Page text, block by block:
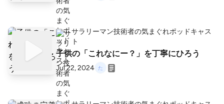
サラリーマン技術者の気まぐれポッドキャス
ト
子供の「これなにー？」を丁寧にひろう
Jul 22, 2024